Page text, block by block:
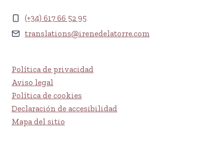
(+34) 617 66 52 95
translations@irenedelatorre.com
Política de privacidad
Aviso legal
Política de cookies
Declaración de accesibilidad
Mapa del sitio